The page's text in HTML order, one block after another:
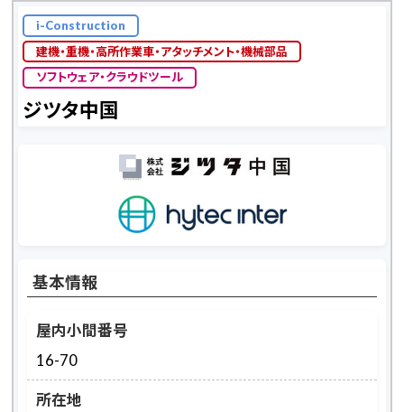
i-Construction
建機・重機・高所作業車・アタッチメント・機械部品
ソフトウェア・クラウドツール
ジツタ中国
基本情報
屋内小間番号
16-70
所在地